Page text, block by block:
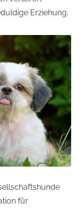
Erziehung.
für